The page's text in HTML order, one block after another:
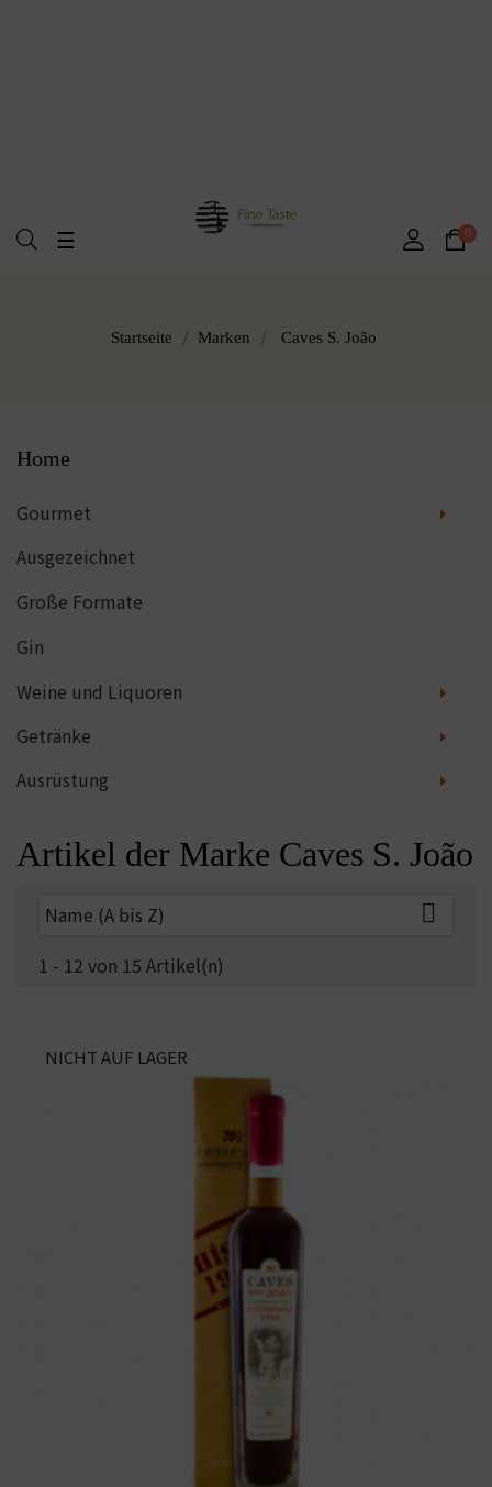
Umschalten
☰ 0
Startseite Marken Caves S. João
Home
Gourmet
Ausgezeichnet
Große Formate
Gin
Weine und Liquoren
Getränke
Ausrüstung
Artikel der Marke Caves S. João
Name (A bis Z) 
1 - 12 von 15 Artikel(n)
NICHT AUF LAGER